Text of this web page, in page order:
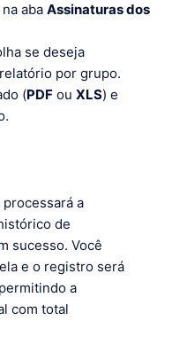
na abaAssinaturas dos
se deseja
por grupo.
(PDF ouXLS) e
a
de
sucesso. Você
e o registro será
a
com total